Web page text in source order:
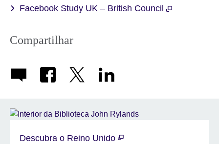
Facebook Study UK – British Council
Compartilhar
Descubra o Reino Unido